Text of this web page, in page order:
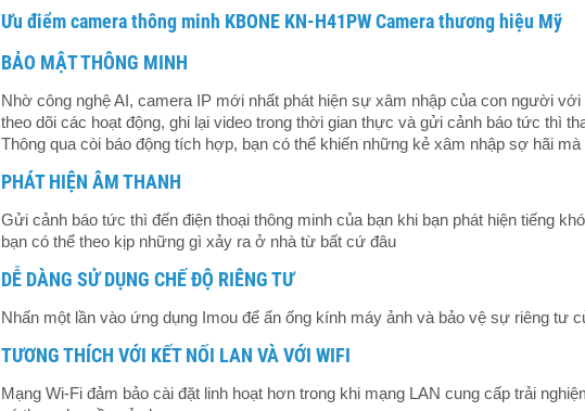
Ưu điểm camera thông minh KBONE KN-H41PW Camera thương hiệu Mỹ
BẢO MẬT THÔNG MINH
Nhờ công nghệ AI, camera IP mới nhất phát hiện sự xâm nhập của con người
theo dõi các hoạt động, ghi lại video trong thời gian thực và gửi cảnh báo tức thì
Thông qua còi báo động tích hợp, bạn có thể khiến những kẻ xâm nhập sợ hãi
PHÁT HIỆN ÂM THANH
Gửi cảnh báo tức thì đến điện thoại thông minh của bạn khi bạn phát hiện tiếng
bạn có thể theo kịp những gì xảy ra ở nhà từ bất cứ đâu
DỄ DÀNG SỬ DỤNG CHẾ ĐỘ RIÊNG TƯ
Nhấn một lần vào ứng dụng Imou để ẩn ống kính máy ảnh và bảo vệ sự riêng tư
TƯƠNG THÍCH VỚI KẾT NỐI LAN VÀ VỚI WIFI
Mạng Wi-Fi đảm bảo cài đặt linh hoạt hơn trong khi mạng LAN cung cấp trải